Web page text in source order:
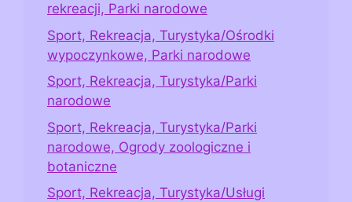
rekreacji, Parki narodowe
Sport, Rekreacja, Turystyka/Ośrodki
wypoczynkowe, Parki narodowe
Sport, Rekreacja, Turystyka/Parki
narodowe
Sport, Rekreacja, Turystyka/Parki
narodowe, Ogrody zoologiczne i
botaniczne
Sport, Rekreacja, Turystyka/Usługi